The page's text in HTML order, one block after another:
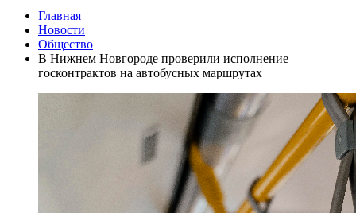
Главная
Новости
Общество
В Нижнем Новгороде проверили исполнение
госконтрактов на автобусных маршрутах